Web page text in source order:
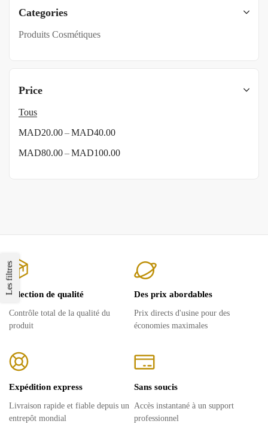
Categories
Produits Cosmétiques
Price
Tous
MAD20.00–MAD40.00
MAD80.00–MAD100.00
Les filtresSélection de qualité
Contrôle total de la qualité du
produit
Des prix abordables
Prix ​​directs d'usine pour des
économies maximales
Expédition express
Livraison rapide et fiable depuis un
entrepôt mondial
Sans soucis
Accès instantané à un support
professionnel